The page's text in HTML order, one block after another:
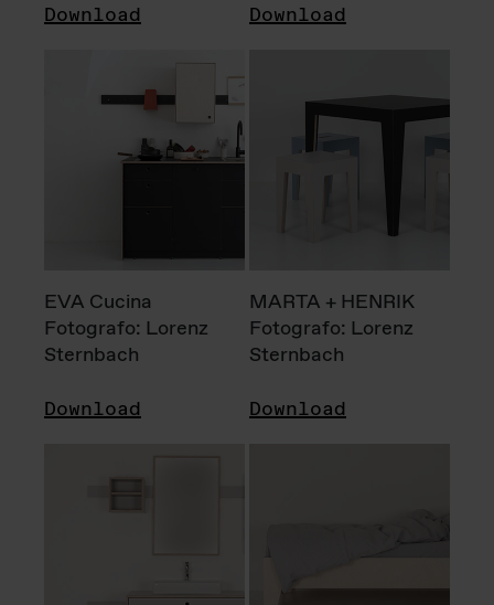
Download Download
EVA Cucina
Fotografo: Lorenz
Sternbach
Download
MARTA + HENRIK
Fotografo: Lorenz
Sternbach
Download